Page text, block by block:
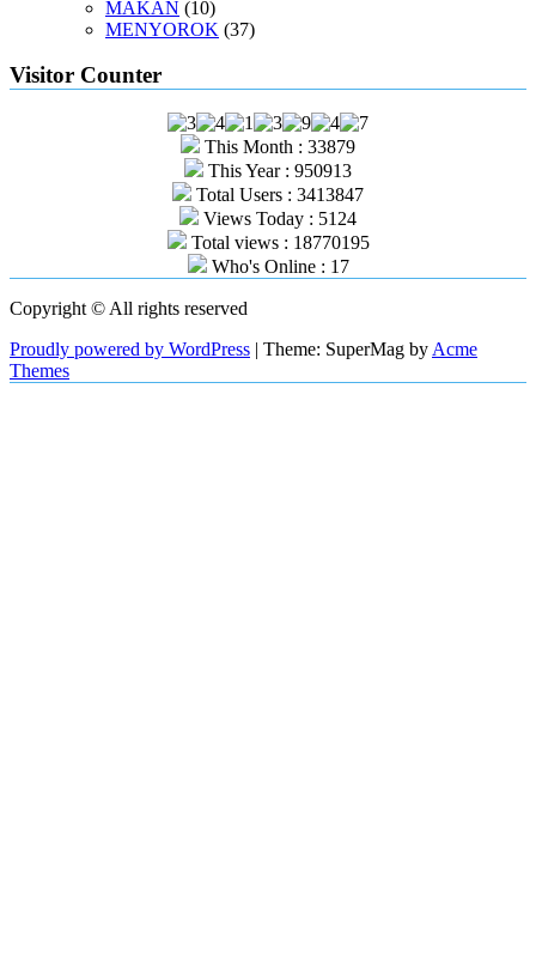
MAKAN (10)
MENYOROK (37)
Visitor Counter
This Month : 33879
This Year : 950913
Total Users : 3413847
Views Today : 5124
Total views : 18770195
Who's Online : 17
Copyright © All rights reserved
Proudly powered by WordPress | Theme: SuperMag by Acme
Themes